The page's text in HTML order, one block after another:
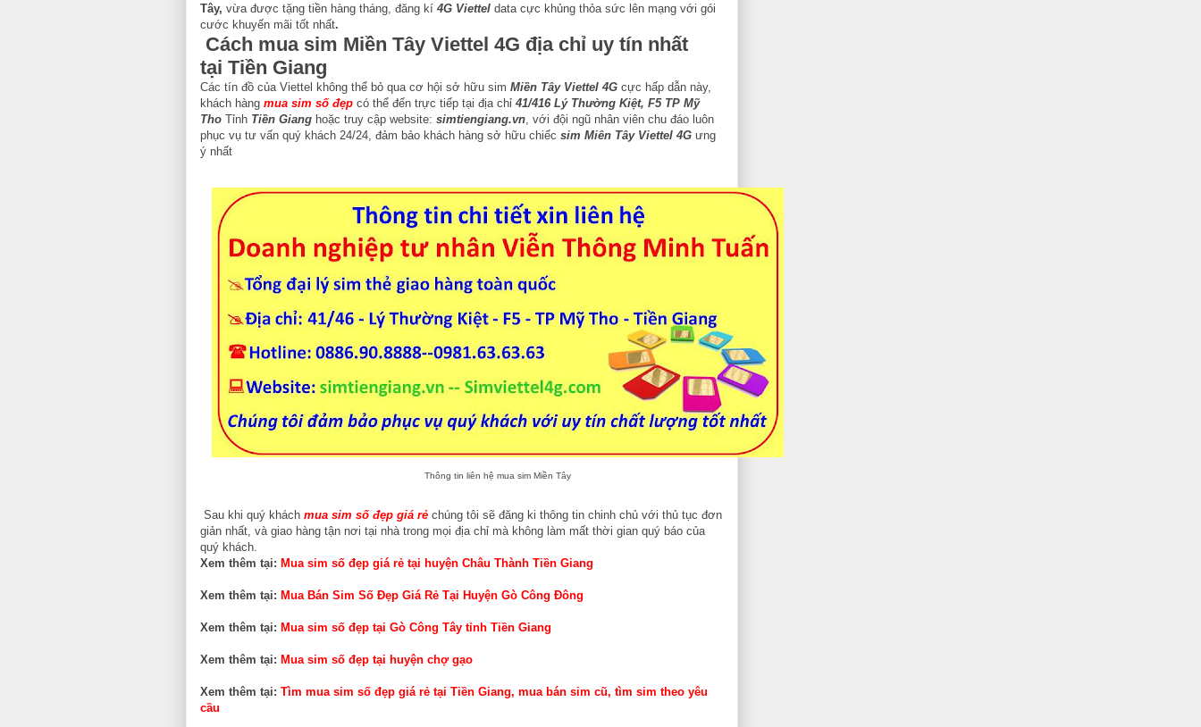
Tây, vừa được tặng tiền hàng tháng, đăng kí 4G Viettel data cực khủng thỏa sức lên mạng với gói
cước khuyến mãi tốt nhất.
Cách mua sim Miền Tây Viettel 4G địa chỉ uy tín nhất
tại Tiền Giang
Các tín đồ của Viettel không thể bỏ qua cơ hội sở hữu sim Miền Tây Viettel 4G cực hấp dẫn này,
khách hàng mua sim số đẹp có thể đến trực tiếp tại địa chỉ 41/416 Lý Thường Kiệt, F5 TP Mỹ
Tho Tỉnh Tiền Giang hoặc truy cập website: simtiengiang.vn , với đội ngũ nhân viên chu đáo luôn
phục vụ tư vấn quý khách 24/24, đảm bảo khách hàng sở hữu chiếc sim Miên Tây Viettel 4G ưng
ý nhất
Thông tin liên hệ mua sim Miền Tây
Sau khi quý khách mua sim số đẹp giá rẻ chúng tôi sẽ đăng ki thông tin chinh chủ với thủ tục đơn
giản nhất, và giao hàng tận nơi tại nhà trong mọi địa chỉ mà không làm mất thời gian quý báo của
quý khách.
Xem thêm tại: Mua sim số đẹp giá rẻ tại huyện Châu Thành Tiền Giang
Xem thêm tại: Mua Bán Sim Số Đẹp Giá Rẻ Tại Huyện Gò Công Đông
Xem thêm tại: Mua sim số đẹp tại Gò Công Tây tỉnh Tiền Giang
Xem thêm tại: Mua sim số đẹp tại huyện chợ gạo
Xem thêm tại: Tìm mua sim số đẹp giá rẻ tại Tiền Giang, mua bán sim cũ, tìm sim theo yêu
cầu